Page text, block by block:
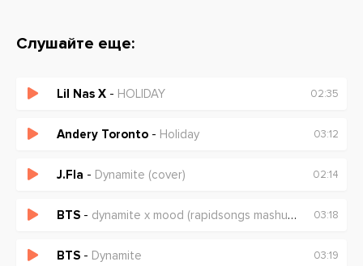
Слушайте еще:
Lil Nas X - HOLIDAY 02:35
Andery Toronto - Holiday 03:12
J.Fla - Dynamite (cover) 02:14
BTS - dynamite x mood (rapidsongs mashup) 03:18
BTS - Dynamite 03:19